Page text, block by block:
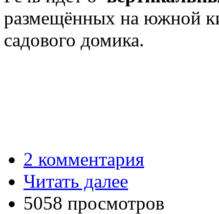
размещённых на южной
садового домика.
2 комментария
Читать далее
5058 просмотров